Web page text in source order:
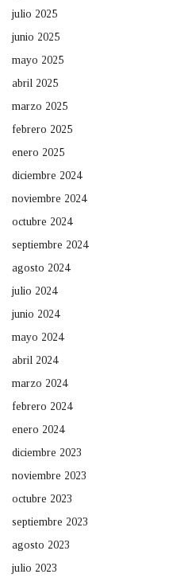
julio 2025
junio 2025
mayo 2025
abril 2025
marzo 2025
febrero 2025
enero 2025
diciembre 2024
noviembre 2024
octubre 2024
septiembre 2024
agosto 2024
julio 2024
junio 2024
mayo 2024
abril 2024
marzo 2024
febrero 2024
enero 2024
diciembre 2023
noviembre 2023
octubre 2023
septiembre 2023
agosto 2023
julio 2023